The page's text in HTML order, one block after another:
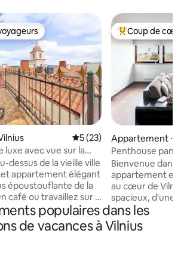
Évaluation moyenne sur la
5 (23)
avec vue sur la
dessus de la vieille ville
appartement élégant
époustouflante de la
café ou travaillez sur la
vous sur le
chambre.
d'une cuisine
Coups de cœur
Coup de cœur
Appartement ⋅
Penthouse
8 personnes dans
Bienvenue dans
appartement en
au cœur de
spacieux, d'une
équipée, de deux
balcon
urbaine parfaite.
populaires dans les
de vacances à Vilnius